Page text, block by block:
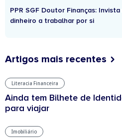
PPR SGF Doutor Finanças:
dinheiro a trabalhar por si
Artigos mais recentes
Literacia Financeira
Ainda tem Bilhete de
para viajar
Imobiliário